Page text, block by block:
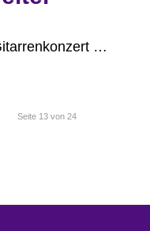
…
Seite 13 von 24